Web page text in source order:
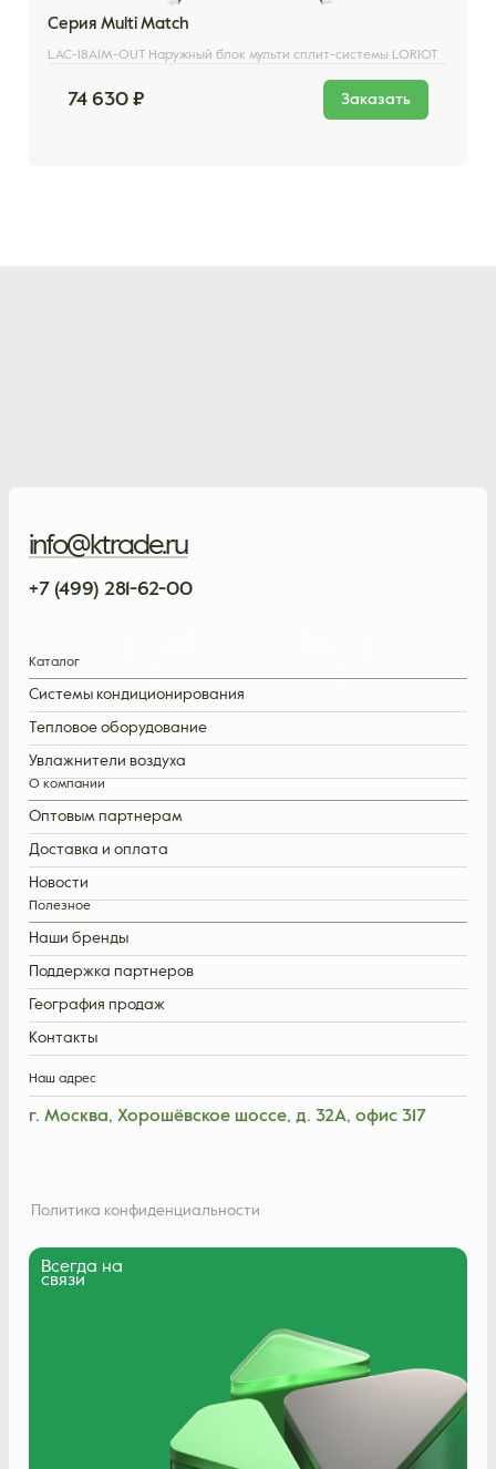
Серия Multi Match
LAC-18AIM-OUT Наружный блок мульти сплит-системы LORIOT
74 630 ₽ Заказать
info@ktrade.ru
+7 (499) 281-62-00
Каталог
Системы кондиционирования
Тепловое оборудование
Увлажнители воздуха
О компании
Оптовым партнерам
Доставка и оплата
Новости
Полезное
Наши бренды
Поддержка партнеров
География продаж
Контакты
Политика конфиденциальности
Наш адрес
г. Москва, Хорошёвское шоссе, д. 32А, офис 317
Всегда на
связи